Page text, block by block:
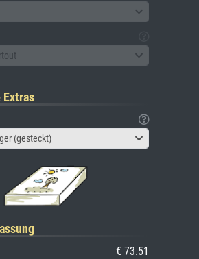
Extras
(gesteckt)
€ 73.51